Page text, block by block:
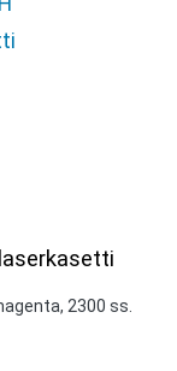
2300 ss.